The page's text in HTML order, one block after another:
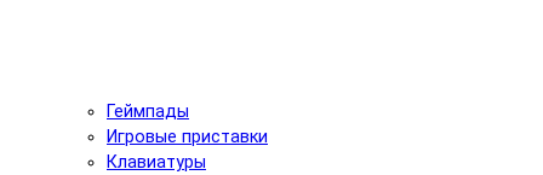
Геймпады
Игровые приставки
Клавиатуры